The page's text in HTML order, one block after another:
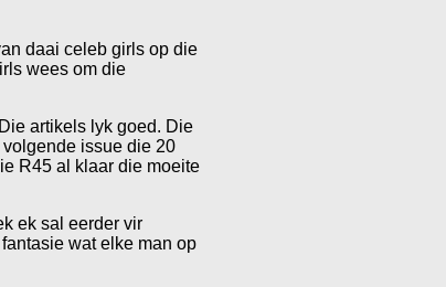
daai celeb girls op die
wees om die
artikels lyk goed. Die
issue die 20
R45 al klaar die moeite
ek sal eerder vir
wat elke man op